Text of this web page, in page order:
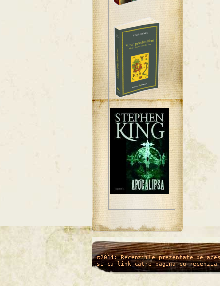
/* */
©2014: Recenziile prezentate pe
si cu link catre pagina cu